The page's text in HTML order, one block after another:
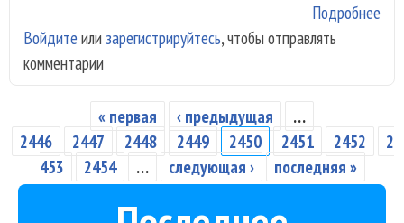
Подробнее
- к
Войдите или зарегистрируйтесь, чтобы отправлять
комментарии
Страницы
« первая ‹ предыдущая
…
2446
2447 2448 2449 2450 2451 2452
2
453
2454 … следующая › последняя »